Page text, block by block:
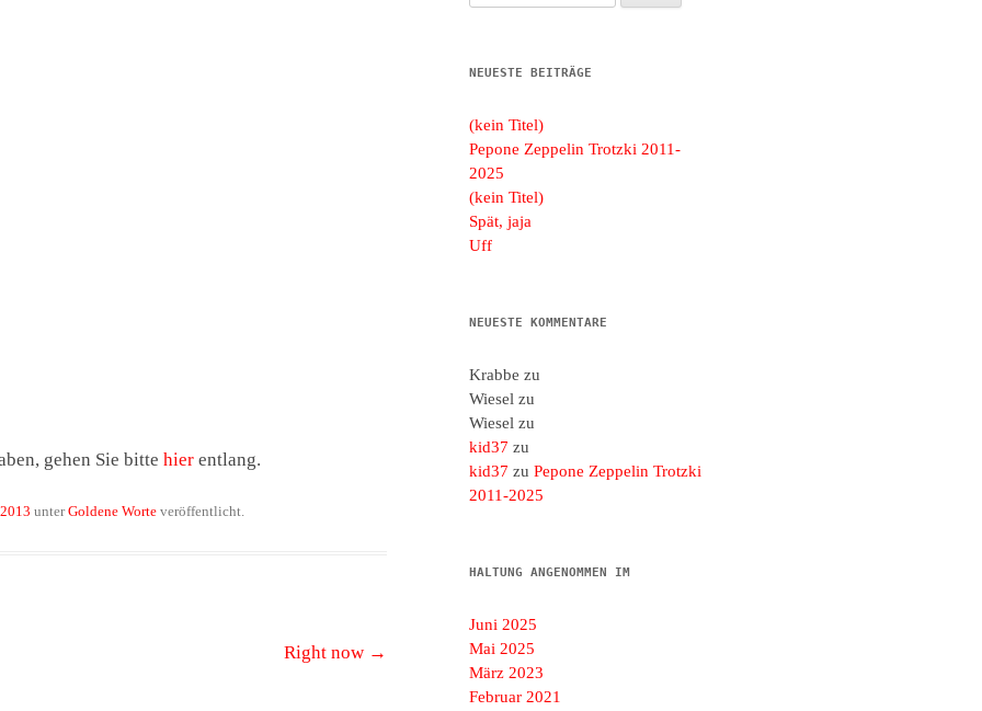
gehen Sie bitte hierentlang.
unterGoldene Worteveröffentlicht.
Right now →
nach:
NEUESTE BEITRÄGE
(kein Titel)
Pepone Zeppelin Trotzki 2011-
2025
(kein Titel)
Spät, jaja
Uff
NEUESTE KOMMENTARE
Krabbe zu
Wiesel zu
Wiesel zu
kid37 zu
kid37 zuPepone Zeppelin Trotzki
2011-2025
HALTUNG ANGENOMMEN IM
Juni 2025
Mai 2025
März 2023
Februar 2021